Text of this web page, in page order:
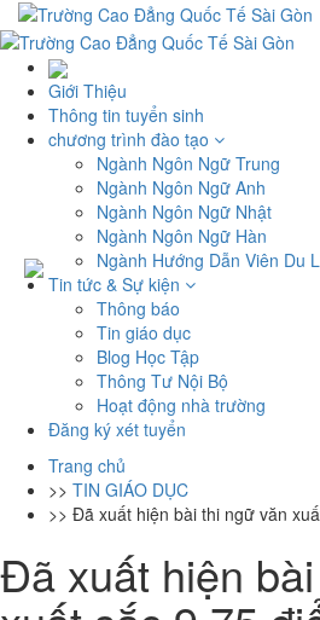
Giới Thiệu
Thông tin tuyển sinh
chương trình đào tạo
Ngành Ngôn Ngữ Trung
Ngành Ngôn Ngữ Anh
Ngành Ngôn Ngữ Nhật
Ngành Ngôn Ngữ Hàn
Ngành Hướng Dẫn Viên Du
Tin tức & Sự kiện
Thông báo
Tin giáo dục
Blog Học Tập
Thông Tư Nội Bộ
Hoạt động nhà trường
Đăng ký xét tuyển
Trang chủ
>> TIN GIÁO DỤC
>> Đã xuất hiện bài thi ngữ văn
Đã xuất hiện